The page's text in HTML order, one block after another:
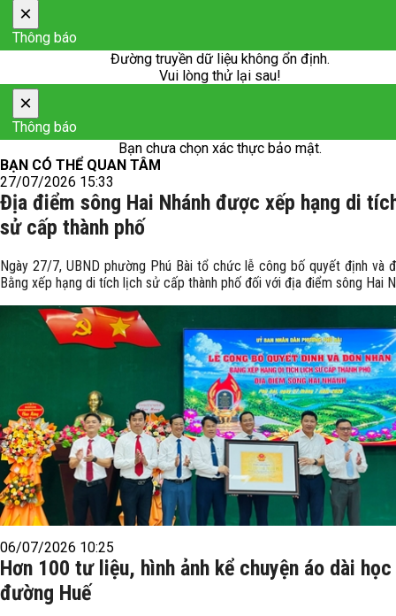
×
Thông báo
Đường truyền dữ liệu không ổn định.
Vui lòng thử lại sau!
×
Thông báo
Bạn chưa chọn xác thực bảo mật.
BẠN CÓ THỂ QUAN TÂM
27/07/2026 15:33
Địa điểm sông Hai Nhánh được xếp hạng di
sử cấp thành phố
Ngày 27/7, UBND phường Phú Bài tổ chức lễ công bố quyết định và
Bằng xếp hạng di tích lịch sử cấp thành phố đối với địa điểm sông Hai
06/07/2026 10:25
Hơn 100 tư liệu, hình ảnh kể chuyện áo dài học
đường Huế